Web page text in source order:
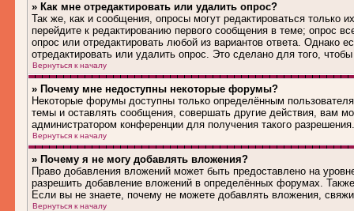
» Как мне отредактировать или удалить опрос?
Так же, как и сообщения, опросы могут редактироваться только
перейдите к редактированию первого сообщения в теме; опрос
опрос или отредактировать любой из вариантов ответа. Однако
отредактировать или удалить опрос. Это сделано для того,
Вернуться к началу
» Почему мне недоступны некоторые форумы?
Некоторые форумы доступны только определённым
темы и оставлять сообщения, совершать другие действия, вам
администратором конференции для получения такого разрешения.
Вернуться к началу
» Почему я не могу добавлять вложения?
Право добавления вложений может быть предоставлено на
разрешить добавление вложений в определённых форумах.
Если вы не знаете, почему не можете добавлять вложения,
Вернуться к началу